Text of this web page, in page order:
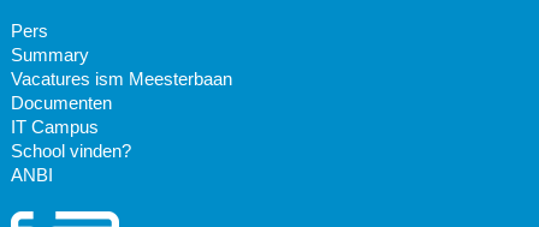
Pers
Summary
Vacatures ism Meesterbaan
Documenten
IT Campus
School vinden?
ANBI